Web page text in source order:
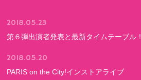
2018.05.23
第６弾出演者発表と最新タイムテーブル！
2018.05.20
PARIS on the City!インストアライブ